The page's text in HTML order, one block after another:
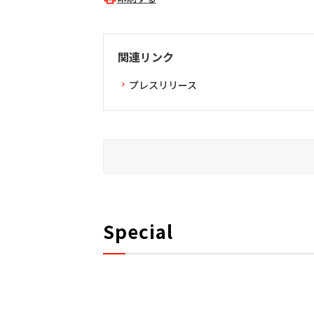
関連リンク
プレスリリース
Special